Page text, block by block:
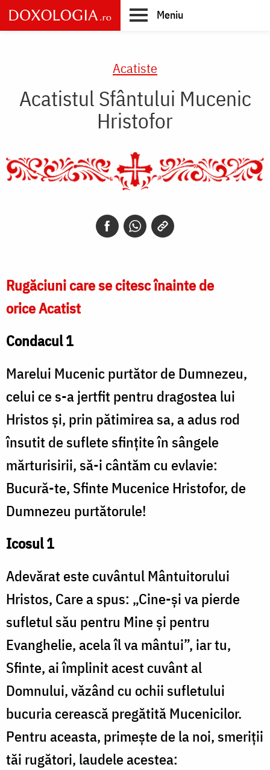
Skip
to
main
Meniu
Acatiste
Acatistul Sfântului Mucenic
Hristofor
Rugăciuni care se citesc înainte de
orice Acatist
Condacul 1
Marelui Mucenic purtător de Dumnezeu,
celui ce s-a jertfit pentru dragostea lui
Hristos și, prin pătimirea sa, a adus rod
însutit de suflete sfințite în sângele
mărturisirii, să-i cântăm cu evlavie:
Bucură-te, Sfinte Mucenice Hristofor, de
Dumnezeu purtătorule!
Icosul 1
Adevărat este cuvântul Mântuitorului
Hristos, Care a spus: „Cine-și va pierde
sufletul său pentru Mine și pentru
Evanghelie, acela îl va mântui”, iar tu,
Sfinte, ai împlinit acest cuvânt al
Domnului, văzând cu ochii sufletului
bucuria cerească pregătită Mucenicilor.
Pentru aceasta, primește de la noi, smeriții
tăi rugători, laudele acestea: